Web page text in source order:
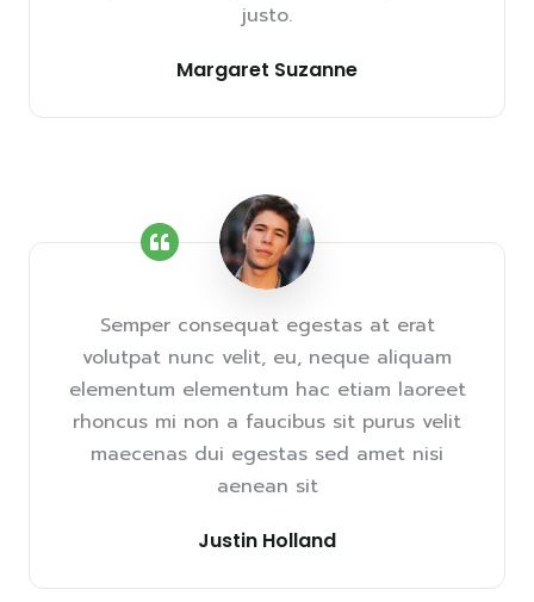
justo.
Margaret Suzanne
Semper consequat egestas at erat
volutpat nunc velit, eu, neque aliquam
elementum elementum hac etiam laoreet
rhoncus mi non a faucibus sit purus velit
maecenas dui egestas sed amet nisi
aenean sit
Justin Holland